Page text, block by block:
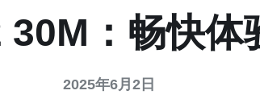
：畅快体
2025年6月2日